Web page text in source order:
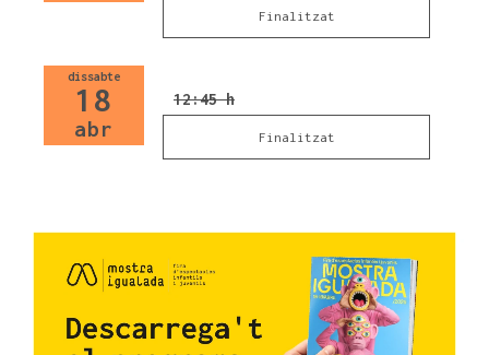
Finalitzat
dissabte
18
abr
12:45 h
Finalitzat